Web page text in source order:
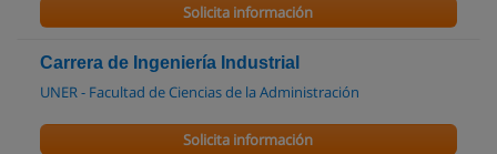
Solicita información
Carrera de Ingeniería Industrial
UNER - Facultad de Ciencias de la Administración
Solicita información